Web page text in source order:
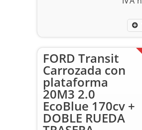
FORD Transit
Carrozada con
plataforma
20M3 2.0
EcoBlue 170cv +
DOBLE RUEDA